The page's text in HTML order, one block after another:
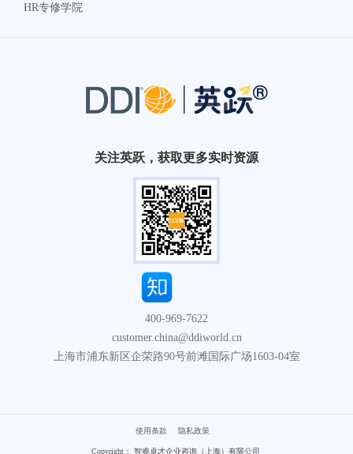
关注英跃，获取更多实时资源
400-969-7622
customer.china@ddiworld.cn
上海市浦东新区企荣路90号前滩国际广场1603-04室
HR专修学院
使用条款 隐私政策
Copyright： 智睿卓才企业咨询（上海）有限公司